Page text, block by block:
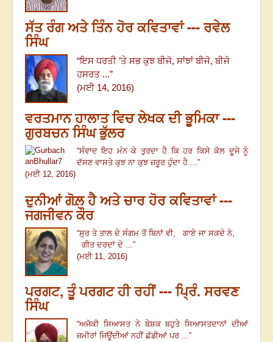
ਸੱਤ ਰੰਗ ਅਤੇ ਤਿੰਨ ਹੋਰ ਕਵਿਤਾਵਾਂ --- ਰਵੇਲ
ਸਿੰਘ
“ਇਸ ਧਰਤੀ ’ਤੇ ਸਭ ਕੁਝ ਬੀਜੋ, ਸਾਂਝਾਂ ਬੀਜੋ, ਬੀਜੋ
ਹਸਰਤ ...”
(ਮਈ 14, 2016)
ਵਰਤਮਾਨ ਹਾਲਾਤ ਵਿਚ ਲੇਖਕ ਦੀ ਭੂਮਿਕਾ ---
ਗੁਰਬਚਨ ਸਿੰਘ ਭੁੱਲਰ
“ਸੰਵਾਦ ਇਹ ਮੰਨ ਕੇ ਤੁਰਦਾ ਹੈ ਕਿ ਹਰ ਕਿਸੇ ਕੋਲ ਦੂਜੇ ਨੂੰ
ਦੱਸਣ ਵਾਸਤੇ ਕੁਝ ਨਾ ਕੁਝ ਜ਼ਰੂਰ ਹੁੰਦਾ ਹੈ ...”
(ਮਈ 12, 2016)
ਦੁਨੀਆਂ ਗੋਲ਼ ਹੈ ਅਤੇ ਚਾਰ ਹੋਰ ਕਵਿਤਾਵਾਂ ---
ਜਗਜੀਵਨ ਕੌਰ
“ਸੁਰ ਤੇ ਤਾਲ ਦੇ ਸੰਗਮ ਤੋਂ ਬਿਨਾਂ ਵੀ, ਗਾਏ ਜਾ ਸਕਦੇ ਨੇ,
ਗੀਤ ਦਰਦਾਂ ਦੇ ...”
(ਮਈ 11, 2016)
ਪਰਗਟ, ਤੂੰ ਪਰਗਟ ਹੀ ਰਹੀਂ --- ਪ੍ਰਿੰ. ਸਰਵਣ
ਸਿੰਘ
“ਅਜੋਕੀ ਸਿਆਸਤ ਨੇ ਬੇਸ਼ਕ ਬਹੁਤੇ ਸਿਆਸਤਦਾਨਾਂ ਦੀਆਂ
ਜ਼ਮੀਰਾਂ ਜਿਊਂਦੀਆਂ ਨਹੀਂ ਛੱਡੀਆਂ ਪਰ ...”